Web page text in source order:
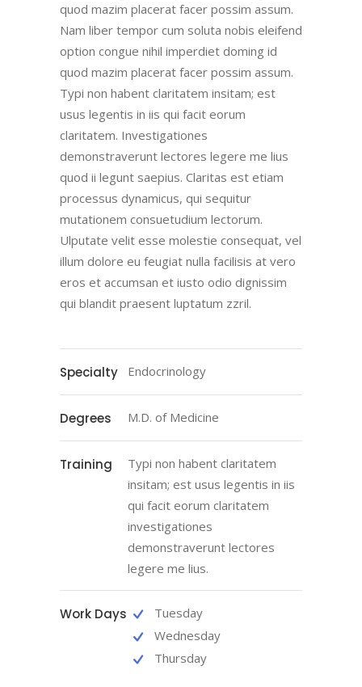
quod mazim placerat facer possim assum.
Nam liber tempor cum soluta nobis eleifend
option congue nihil imperdiet doming id
quod mazim placerat facer possim assum.
Typi non habent claritatem insitam; est
usus legentis in iis qui facit eorum
claritatem. Investigationes
demonstraverunt lectores legere me lius
quod ii legunt saepius. Claritas est etiam
processus dynamicus, qui sequitur
mutationem consuetudium lectorum.
Ulputate velit esse molestie consequat, vel
illum dolore eu feugiat nulla facilisis at vero
eros et accumsan et iusto odio dignissim
qui blandit praesent luptatum zzril.
Specialty Endocrinology
Degrees M.D. of Medicine
Training
Typi non habent claritatem
insitam; est usus legentis in iis
qui facit eorum claritatem
investigationes
demonstraverunt lectores
legere me lius.
Work Days
Tuesday
Wednesday
Thursday